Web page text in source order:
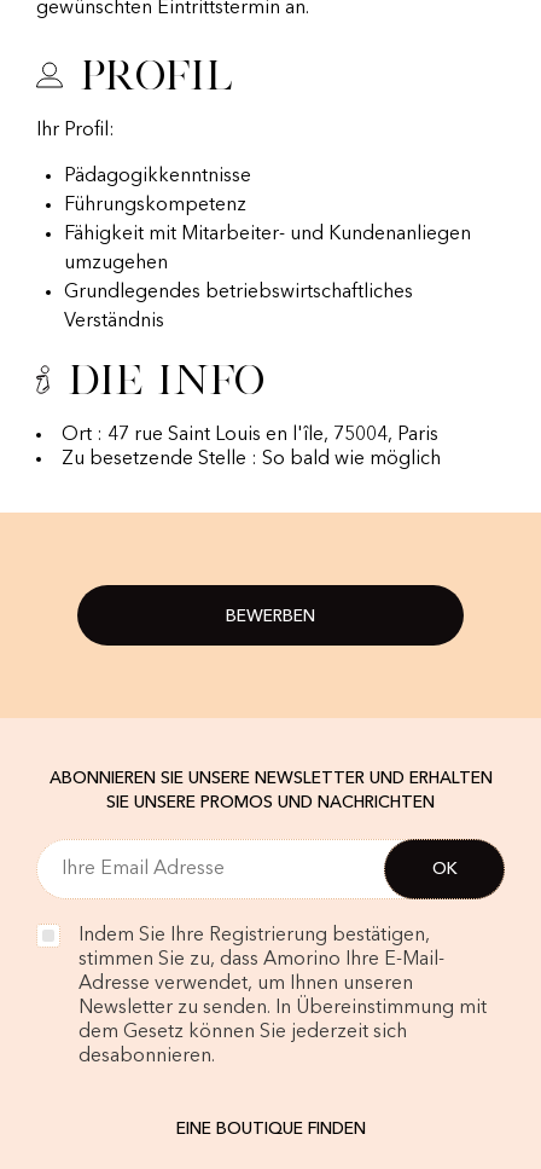
gewünschten Eintrittstermin an.
Profil
Ihr Profil:
Pädagogikkenntnisse
Führungskompetenz
Fähigkeit mit Mitarbeiter- und Kundenanliegen
umzugehen
Grundlegendes betriebswirtschaftliches
Verständnis
Die Info
Ort : 47 rue Saint Louis en l'île, 75004, Paris
Zu besetzende Stelle : So bald wie möglich
BEWERBEN
ABONNIEREN SIE UNSERE NEWSLETTER UND ERHALTEN
SIE UNSERE PROMOS UND NACHRICHTEN
Indem Sie Ihre Registrierung bestätigen,
stimmen Sie zu, dass Amorino Ihre E-Mail-
Adresse verwendet, um Ihnen unseren
Newsletter zu senden. In Übereinstimmung mit
dem Gesetz können Sie jederzeit sich
desabonnieren.
EINE BOUTIQUE FINDEN